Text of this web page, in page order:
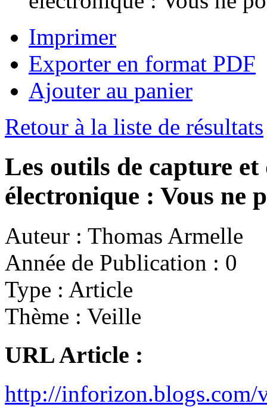
Imprimer
Exporter en format PDF
Ajouter au panier
Retour à la liste de résultats
Les outils de capture
électronique : Vous ne
Auteur : Thomas Armelle
Année de Publication : 0
Type : Article
Thème : Veille
URL Article :
http://